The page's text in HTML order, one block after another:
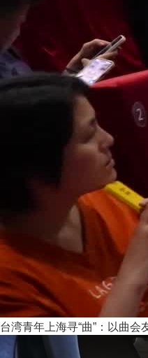
台湾青年上海寻“曲”：以曲会